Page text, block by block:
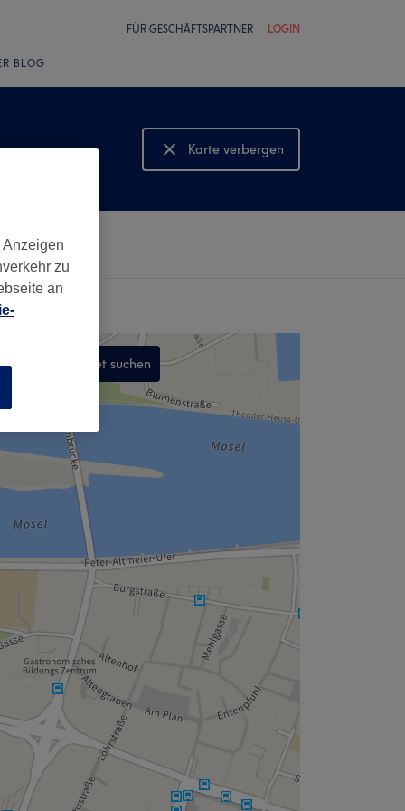
FÜR GESCHÄFTSPARTNER LOGIN
BLOG
Karte verbergen
Karte anzeigen
In diesem Gebiet suchen
zu
an